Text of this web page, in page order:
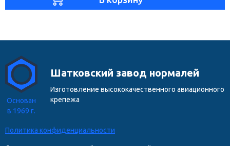
Основан
в 1969 г.
Шатковский завод нормалей
Изготовление высококачественного авиационного
крепежа
Политика конфиденциальности